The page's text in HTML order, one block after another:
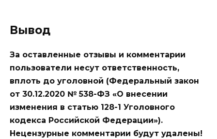
Вывод
За оставленные отзывы и комментарии
пользователи несут ответственность,
вплоть до уголовной (Федеральный закон
от 30.12.2020 № 538-ФЗ «О внесении
изменения в статью 128-1 Уголовного
кодекса Российской Федерации»).
Нецензурные комментарии будут удалены!